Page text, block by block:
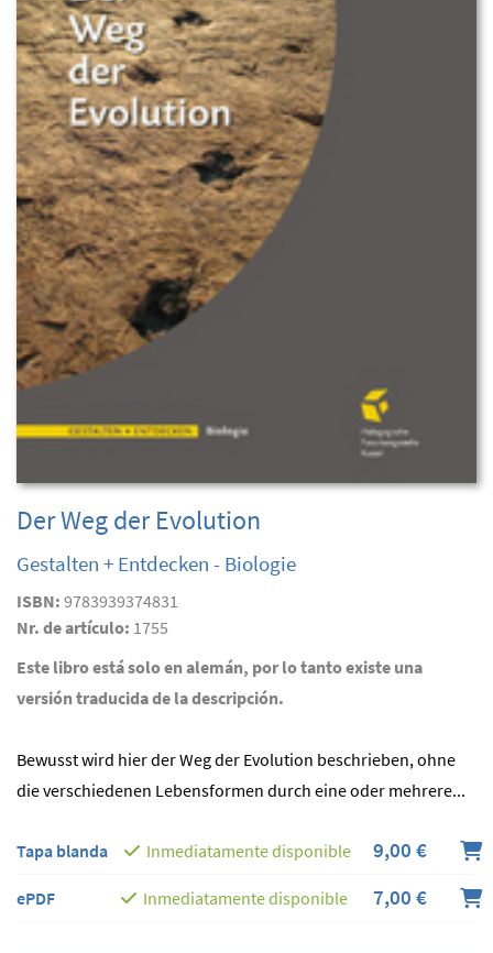
Der Weg der Evolution
Gestalten + Entdecken - Biologie
ISBN: 9783939374831
Nr. de artículo: 1755
Este libro está solo en alemán, por lo tanto existe una
versión traducida de la descripción.
Bewusst wird hier der Weg der Evolution beschrieben, ohne
die verschiedenen Lebensformen durch eine oder mehrere...
Tapa blanda Inmediatamente disponible 9,00 €
ePDF Inmediatamente disponible 7,00 €